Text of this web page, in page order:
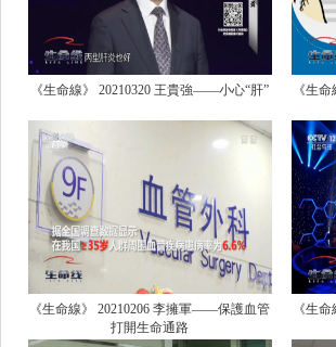
《生命線》 20210320 王貴強——小心“肝”
《生
《生命線》 20210206 李擁軍——保護血管
打開生命通路
《生